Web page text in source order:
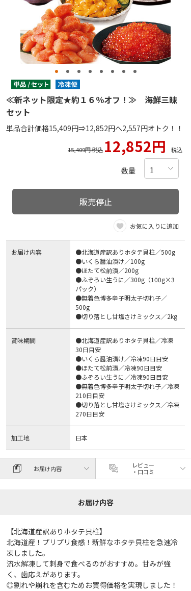
≪新ネット限定★約１６％オフ！≫ 海鮮三昧
セット
単品合計価格15,409円⇒12,852円へ2,557円オトク！！
15,409円 税込 12,852円 税込
数量
販売停止
お気に入りに追加
お届け内容
●北海道産訳ありホタテ貝柱／500g
●いくら醤油漬け／100g
●ほたて松前漬／200g
●ふぞろい生うに／300g（100g×3
パック）
●無着色博多辛子明太子切れ子／
500g
●切り落とし甘塩さけミックス／2kg
賞味期間
●北海道産訳ありホタテ貝柱／冷凍
30日目安
●いくら醤油漬け／冷凍90日目安
●ほたて松前漬／冷凍90日目安
●ふぞろい生うに／冷凍90日目安
●無着色博多辛子明太子切れ子／冷凍
210日目安
●切り落とし甘塩さけミックス／冷凍
270日目安
加工地 日本
お届け内容
レビュー
・口コミ
お届け内容
【北海道産訳ありホタテ貝柱】
北海道産！プリプリ食感！新鮮なホタテ貝柱を急速冷
凍しました。
流水解凍して刺身で食べるのがおすすめ。甘みが強
く、歯応えがあります。
◎割れや崩れを含むためお買得価格を実現しました！